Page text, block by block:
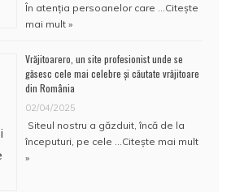
În atenţia persoanelor care … Citește
mai mult »
Vrăjitoarero, un site profesionist unde se
găsesc cele mai celebre și căutate vrăjitoare
din România
02/04/2025
Siteul nostru a găzduit, încă de la
începuturi, pe cele … Citește mai mult
»